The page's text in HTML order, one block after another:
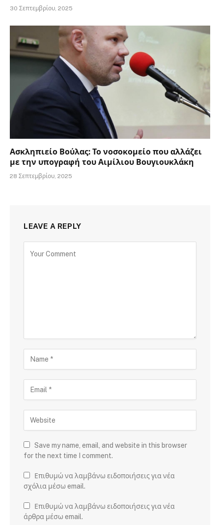
30 Σεπτεμβρίου, 2025
Ασκληπιείο Βούλας: Το νοσοκομείο που αλλάζει
με την υπογραφή του Αιμίλιου Βουγιουκλάκη
28 Σεπτεμβρίου, 2025
LEAVE A REPLY
Save my name, email, and website in this browser
for the next time I comment.
Επιθυμώ να λαμβάνω ειδοποιήσεις για νέα
σχόλια μέσω email.
Επιθυμώ να λαμβάνω ειδοποιήσεις για νέα
άρθρα μέσω email.